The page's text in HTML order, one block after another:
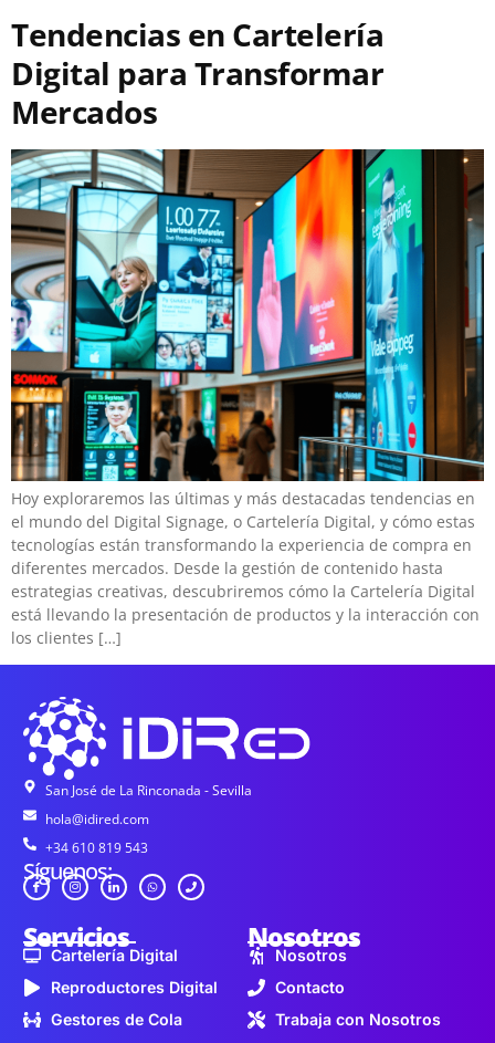
Tendencias en Cartelería
Digital para Transformar
Mercados
Hoy exploraremos las últimas y más destacadas tendencias en
el mundo del Digital Signage, o Cartelería Digital, y cómo estas
tecnologías están transformando la experiencia de compra en
diferentes mercados. Desde la gestión de contenido hasta
estrategias creativas, descubriremos cómo la Cartelería Digital
está llevando la presentación de productos y la interacción con
los clientes […]
San José de La Rinconada - Sevilla
hola@idired.com
+34 610 819 543
Síguenos:
Servicios
Cartelería Digital
Reproductores Digital
Gestores de Cola
Nosotros
Nosotros
Contacto
Trabaja con Nosotros